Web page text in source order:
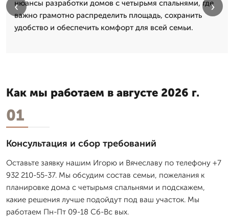
нюансы разработки домов с четырьмя спальнями, где
важно грамотно распределить площадь, сохранить
удобство и обеспечить комфорт для всей семьи.
‹ ›
Как мы работаем в августе 2026 г.
01
Консультация и сбор требований
Оставьте заявку нашим Игорю и Вячеславу по телефону +7
932 210-55-37. Мы обсудим состав семьи, пожелания к
планировке дома с четырьмя спальнями и подскажем,
какие решения лучше подойдут под ваш участок. Мы
работаем Пн-Пт 09-18 Сб-Вс вых.